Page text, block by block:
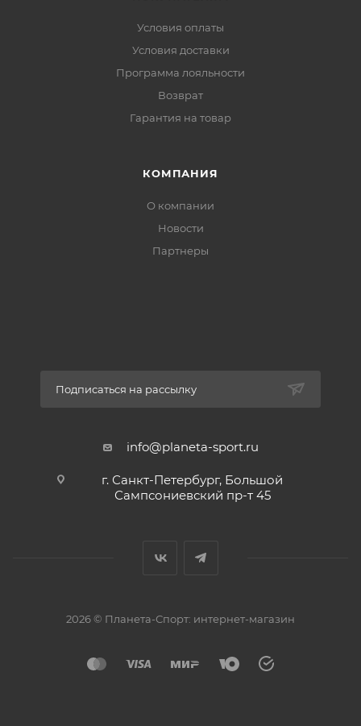
Светоотражающие элементы — видимость на
трассе в тёмное время суток
Условия оплаты
Условия доставки
Программа лояльности
Возврат
Гарантия на товар
КОМПАНИЯ
О компании
Новости
Партнеры
Подписаться на рассылку
info@planeta-sport.ru
г. Санкт-Петербург, Большой
Сампсониевский пр-т 45
2026 © Планета-Спорт: интернет-магазин